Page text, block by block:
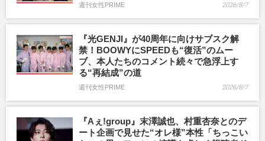
週刊女性PRIME 2026/8/7
『光GENJI』が40周年に向けサブスク解
禁！BOOWYにSPEEDも“復活”のムー
ブ、本人たちのコメント続々で急浮上す
る“再結成”の道
週刊女性PRIME 2026/8/7
『Aぇ!group』末澤誠也、村重杏奈とのデ
ート企画で見せた“オレ様”本性「ちっこい